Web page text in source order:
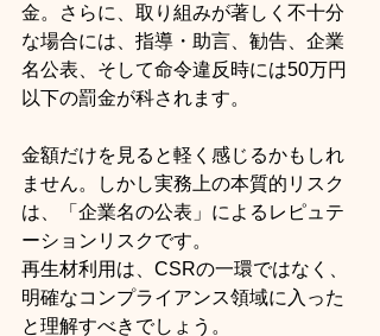
金。さらに、取り組みが著しく不十分
な場合には、指導・助言、勧告、企業
名公表、そして命令違反時には50万円
以下の罰金が科されます。
金額だけを見ると軽く感じるかもしれ
ません。しかし実務上の本質的リスク
は、「企業名の公表」によるレピュテ
ーションリスクです。
再生材利用は、CSRの一環ではなく、
明確なコンプライアンス領域に入った
と理解すべきでしょう。